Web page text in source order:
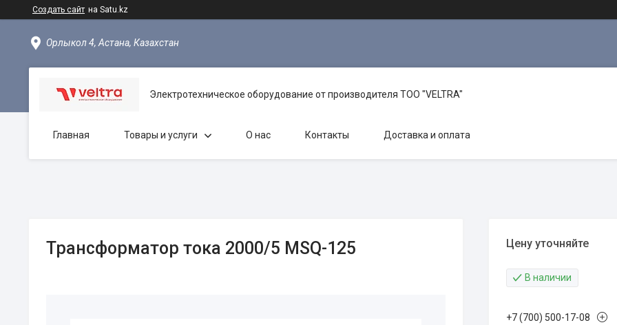
Создать сайт на Satu.kz
Орлыкол 4, Астана, Казахстан
Электротехническое оборудование от производителя TOO "VELTRA"
Главная Товары и услуги О нас Контакты Доставка и оплата
Трансформатор тока 2000/5 MSQ-125 Цену уточняйте
В наличии
+7 (700) 500-17-08